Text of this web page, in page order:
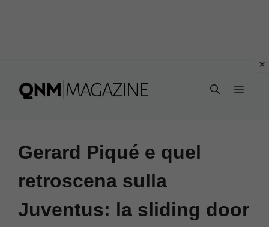
Gerard Piqué e quel
retroscena sulla
Juventus: la sliding door